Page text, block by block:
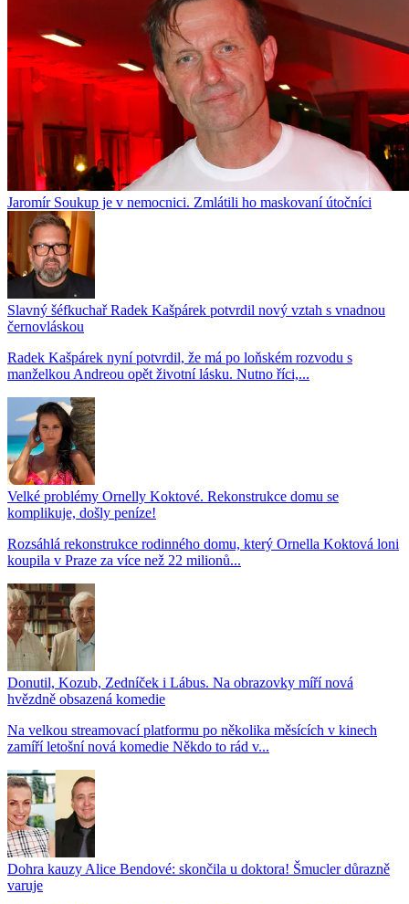
Jaromír Soukup je v nemocnici. Zmlátili ho maskovaní útočníci
Slavný šéfkuchař Radek Kašpárek potvrdil nový vztah s vnadnou
černovláskou
Radek Kašpárek nyní potvrdil, že má po loňském rozvodu s
manželkou Andreou opět životní lásku. Nutno říci,...
Velké problémy Ornelly Koktové. Rekonstrukce domu se
komplikuje, došly peníze!
Rozsáhlá rekonstrukce rodinného domu, který Ornella Koktová loni
koupila v Praze za více než 22 milionů...
Donutil, Kozub, Zedníček i Lábus. Na obrazovky míří nová
hvězdně obsazená komedie
Na velkou streamovací platformu po několika měsících v kinech
zamíří letošní nová komedie Někdo to rád v...
Dohra kauzy Alice Bendové: skončila u doktora! Šmucler důrazně
varuje